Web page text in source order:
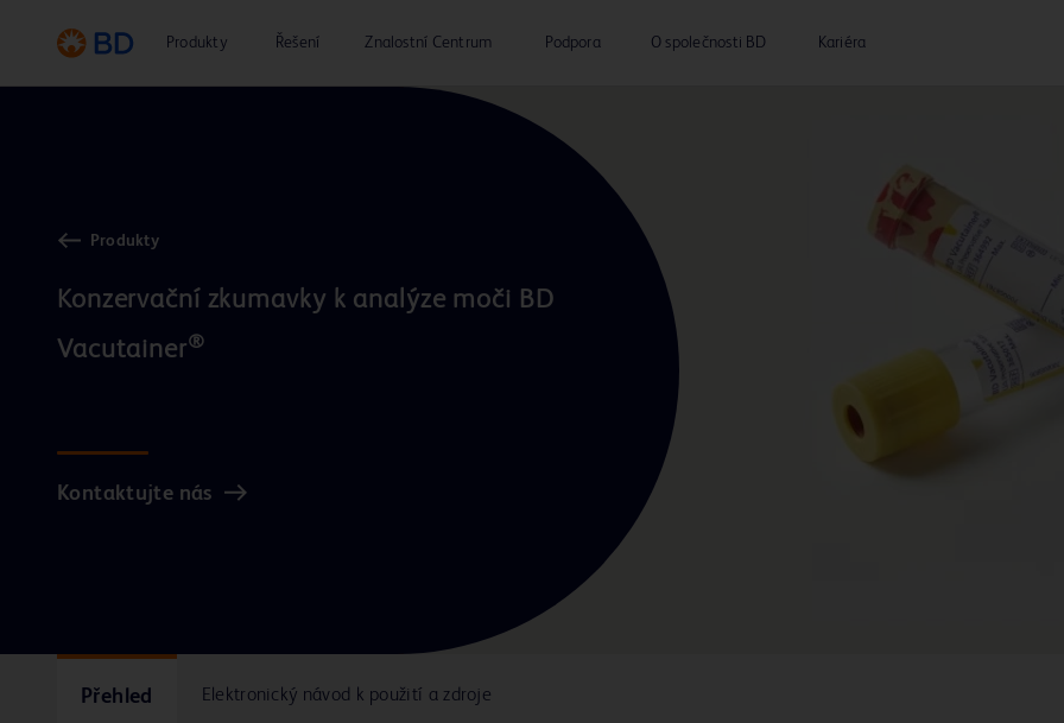
Produkty Řešení Znalostní Centrum Podpora O společnosti BD Kariéra
Produkty
Konzervační zkumavky k analýze moči BD
Vacutainer®
Kontaktujte nás
Přehled Elektronický návod k použití a zdroje